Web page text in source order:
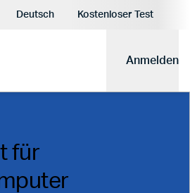
Währung:
Deutsch
Kostenloser Test
Anmelden
für